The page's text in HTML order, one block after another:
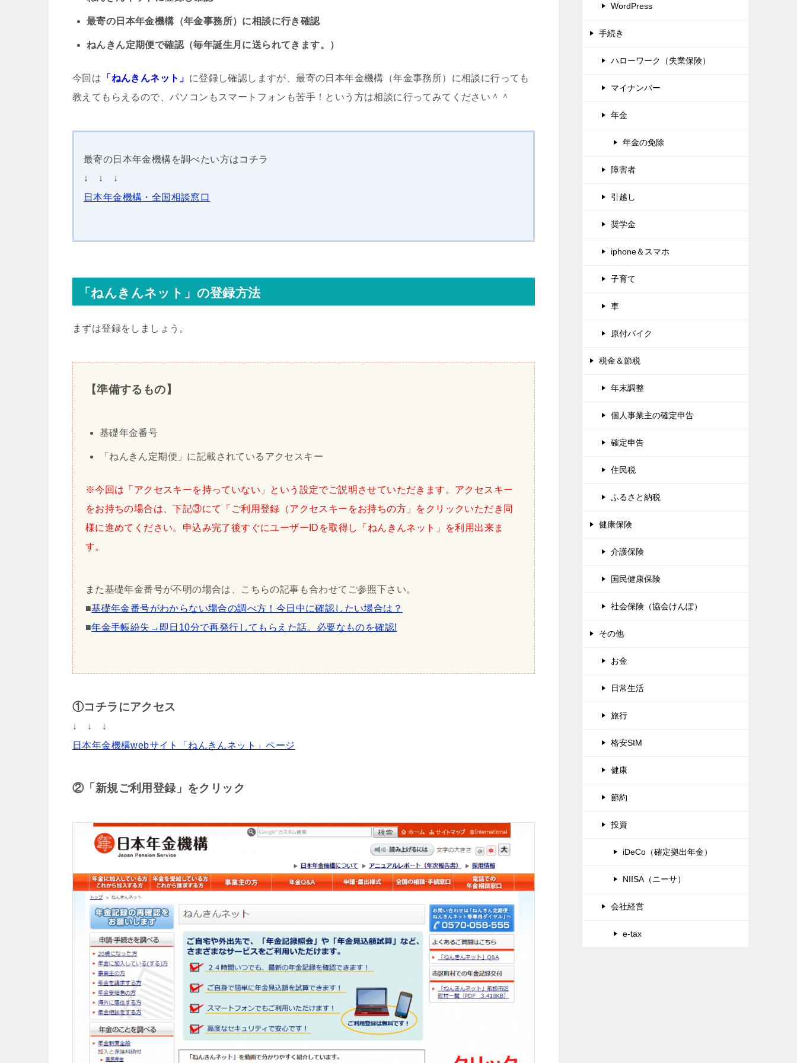
最寄の日本年金機構（年金事務所）に相談に行き確認
ねんきん定期便で確認（毎年誕生月に送られてきます。）
今回は 「ねんきんネット」 に登録し確認しますが、最寄の日本年金機構（年金事務所）に相談に行っても
教えてもらえるので、パソコンもスマートフォンも苦手！という方は相談に行ってみてください＾＾
最寄の日本年金機構を調べたい方はコチラ
↓ ↓ ↓
日本年金機構・全国相談窓口
「ねんきんネット」の登録方法
まずは登録をしましょう。
【準備するもの】
基礎年金番号
「ねんきん定期便」に記載されているアクセスキー
※今回は「アクセスキーを持っていない」という設定でご説明させていただきます。アクセスキー
をお持ちの場合は、下記③にて「ご利用登録（アクセスキーをお持ちの方」をクリックいただき同
様に進めてください。申込み完了後すぐにユーザーIDを取得し「ねんきんネット」を利用出来ま
す。
また基礎年金番号が不明の場合は、こちらの記事も合わせてご参照下さい。
■基礎年金番号がわからない場合の調べ方！今日中に確認したい場合は？
■年金手帳紛失→即日10分で再発行してもらえた話。必要なものを確認!
①コチラにアクセス
↓ ↓ ↓
日本年金機構webサイト「ねんきんネット」ページ
②「新規ご利用登録」をクリック
WordPress
手続き
ハローワーク（失業保険）
マイナンバー
年金
年金の免除
障害者
引越し
奨学金
iphone＆スマホ
子育て
車
原付バイク
税金＆節税
年末調整
個人事業主の確定申告
確定申告
住民税
ふるさと納税
健康保険
介護保険
国民健康保険
社会保険（協会けんぽ）
その他
お金
日常生活
旅行
格安SIM
健康
節約
投資
iDeCo（確定拠出年金）
NIISA（ニーサ）
会社経営
e-tax